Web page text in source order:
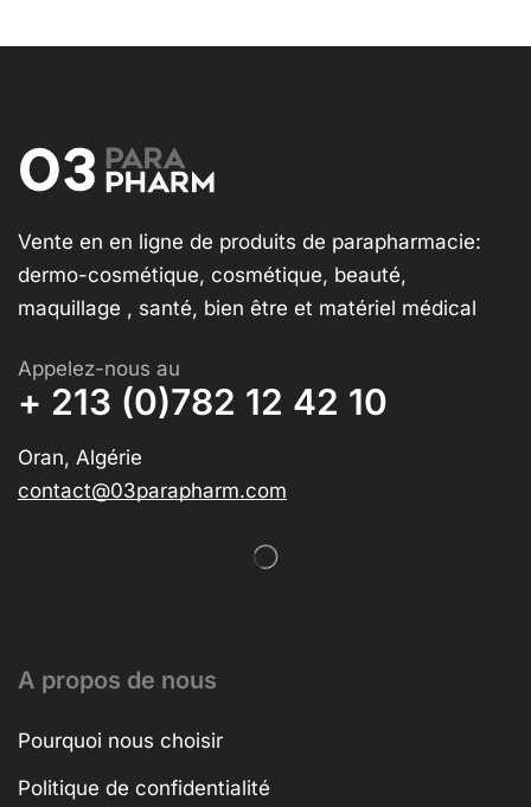
Vente en en ligne de produits de parapharmacie:
dermo-cosmétique, cosmétique, beauté,
maquillage , santé, bien être et matériel médical
Appelez-nous au
+ 213 (0)782 12 42 10
Oran, Algérie
contact@03parapharm.com
A propos de nous
Pourquoi nous choisir
Politique de confidentialité